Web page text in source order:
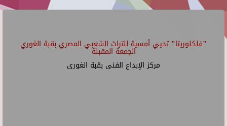
"فلكلوريتا" تحيي أمسية للتراث الشعبي المصري بقبة الغوري
الجمعة المقبلة
مركز الإبداع الفنى بقبة الغورى